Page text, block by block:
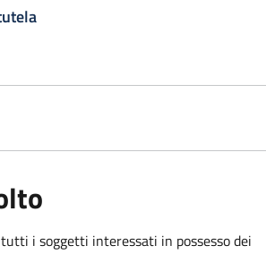
i soggetti interessati in possesso dei